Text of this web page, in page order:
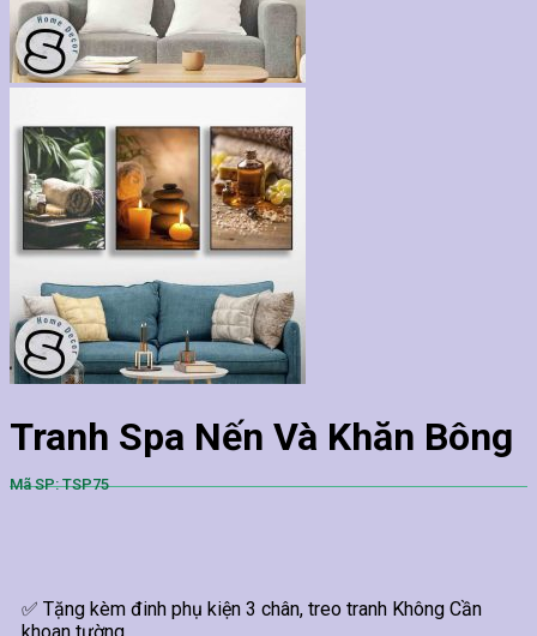
Tranh Spa Nến Và Khăn Bông
Mã SP: TSP75
✅ Tặng kèm đinh phụ kiện 3 chân, treo tranh Không Cần